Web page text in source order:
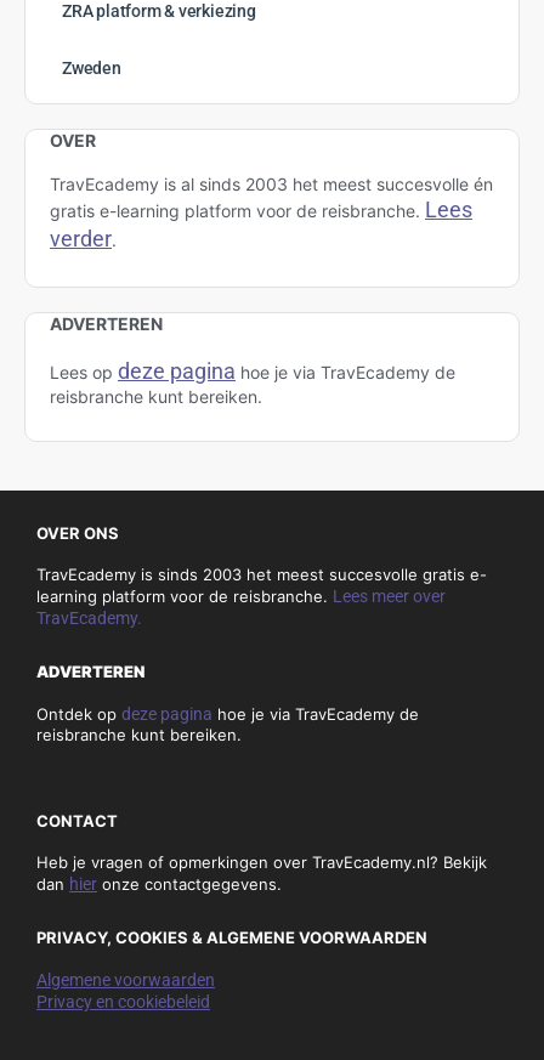
ZRA platform & verkiezing
Zweden
OVER
TravEcademy is al sinds 2003 het meest succesvolle én
gratis e-learning platform voor de reisbranche. Lees
verder.
ADVERTEREN
Lees op deze pagina hoe je via TravEcademy de
reisbranche kunt bereiken.
OVER ONS
TravEcademy is sinds 2003 het meest succesvolle gratis e-
learning platform voor de reisbranche. Lees meer over
TravEcademy.
ADVERTEREN
Ontdek op deze pagina hoe je via TravEcademy de
reisbranche kunt bereiken.
CONTACT
Heb je vragen of opmerkingen over TravEcademy.nl? Bekijk
dan hier onze contactgegevens.
PRIVACY, COOKIES & ALGEMENE VOORWAARDEN
Algemene voorwaarden
Privacy en cookiebeleid